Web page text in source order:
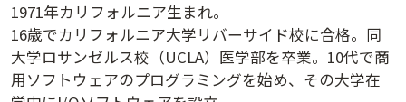
1971年カリフォルニア生まれ。
16歳でカリフォルニア大学リバーサイド校に合格。同
大学ロサンゼルス校（UCLA）医学部を卒業。10代で商
用ソフトウェアのプログラミングを始め、その大学在
法人会員のご案内